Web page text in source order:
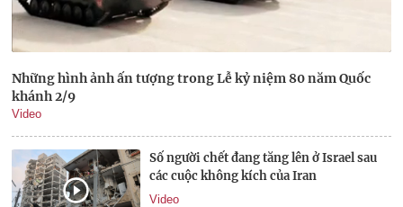
Những hình ảnh ấn tượng trong Lễ kỷ niệm 80 năm Quốc
khánh 2/9
Video
Số người chết đang tăng lên ở Israel sau
các cuộc không kích của Iran
Video